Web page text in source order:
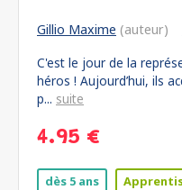
Gillio Maxime (auteur)
C'est le jour de la
héros ! Aujourd’hui, ils
p... suite
4.95 €
dès 5 ans